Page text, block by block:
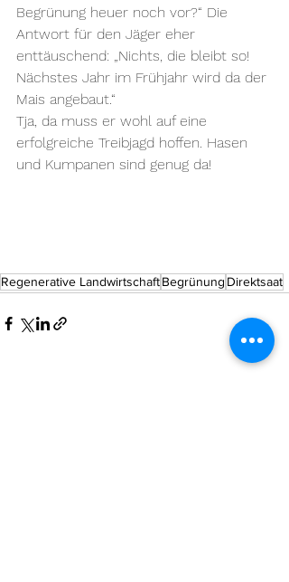
Begrünung heuer noch vor?“ Die
Antwort für den Jäger eher
enttäuschend: „Nichts, die bleibt so!
Nächstes Jahr im Frühjahr wird da der
Mais angebaut.“
Tja, da muss er wohl auf eine
erfolgreiche Treibjagd hoffen. Hasen
und Kumpanen sind genug da!
Regenerative LandwirtschaftBegrünung Direktsaat